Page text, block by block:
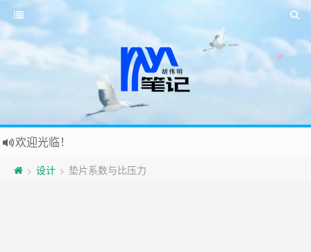
欢迎光临！
> 设计 > 垫片系数与比压力